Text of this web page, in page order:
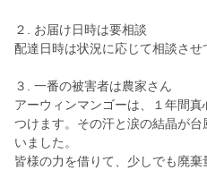
２. お届け日時は要相談
配達日時は状況に応じて相談させ
３. 一番の被害者は農家さん
アーウィンマンゴーは、１年間
つけます。その汗と涙の結晶が
いました。
皆様の力を借りて、少しでも廃